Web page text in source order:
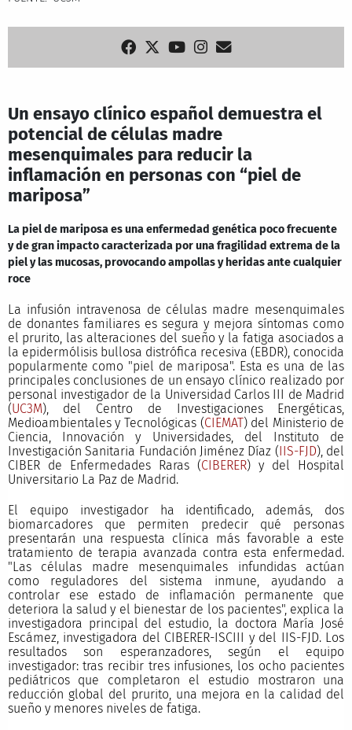
Un ensayo clínico español demuestra el
potencial de células madre
mesenquimales para reducir la
inflamación en personas con “piel de
mariposa”
La piel de mariposa es una enfermedad genética poco frecuente
y de gran impacto caracterizada por una fragilidad extrema de la
piel y las mucosas, provocando ampollas y heridas ante cualquier
roce
La infusión intravenosa de células madre mesenquimales
de donantes familiares es segura y mejora síntomas como
el prurito, las alteraciones del sueño y la fatiga asociados a
la epidermólisis bullosa distrófica recesiva (EBDR), conocida
popularmente como "piel de mariposa". Esta es una de las
principales conclusiones de un ensayo clínico realizado por
personal investigador de la Universidad Carlos III de Madrid
(UC3M), del Centro de Investigaciones Energéticas,
Medioambientales y Tecnológicas (CIEMAT) del Ministerio de
Ciencia, Innovación y Universidades, del Instituto de
Investigación Sanitaria Fundación Jiménez Díaz (IIS-FJD), del
CIBER de Enfermedades Raras (CIBERER) y del Hospital
Universitario La Paz de Madrid.
El equipo investigador ha identificado, además, dos
biomarcadores que permiten predecir qué personas
presentarán una respuesta clínica más favorable a este
tratamiento de terapia avanzada contra esta enfermedad.
"Las células madre mesenquimales infundidas actúan
como reguladores del sistema inmune, ayudando a
controlar ese estado de inflamación permanente que
deteriora la salud y el bienestar de los pacientes", explica la
investigadora principal del estudio, la doctora María José
Escámez, investigadora del CIBERER-ISCIII y del IIS-FJD. Los
resultados son esperanzadores, según el equipo
investigador: tras recibir tres infusiones, los ocho pacientes
pediátricos que completaron el estudio mostraron una
reducción global del prurito, una mejora en la calidad del
sueño y menores niveles de fatiga.